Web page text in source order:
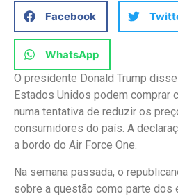
Facebook
WhatsApp
O presidente Donald Trump
Estados Unidos podem comprar
numa tentativa de reduzir os
consumidores do país. A
a bordo do Air Force One.
Na semana passada, o
sobre a questão como parte dos